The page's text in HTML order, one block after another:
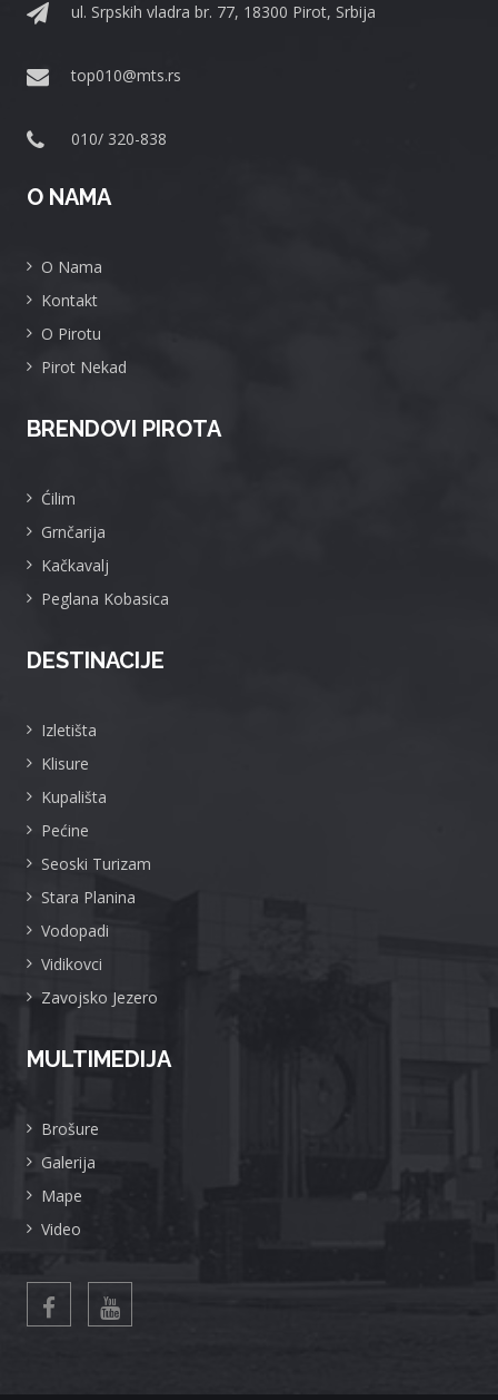
ul. Srpskih vladra br. 77, 18300 Pirot, Srbija
top010@mts.rs
010/ 320-838
O NAMA
O Nama
Kontakt
O Pirotu
Pirot Nekad
BRENDOVI PIROTA
Ćilim
Grnčarija
Kačkavalj
Peglana Kobasica
DESTINACIJE
Izletišta
Klisure
Kupališta
Pećine
Seoski Turizam
Stara Planina
Vodopadi
Vidikovci
Zavojsko Jezero
MULTIMEDIJA
Brošure
Galerija
Mape
Video